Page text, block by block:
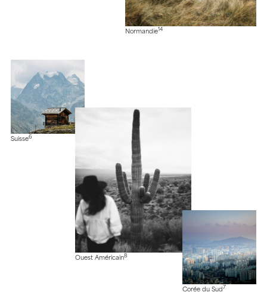
Normandie14
Suisse6
Ouest Américain8
Corée du Sud 7